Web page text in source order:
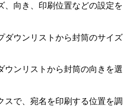
、向き、印刷位置などの設定を
ダウンリストから封筒のサイズ
ウンリストから封筒の向きを選
スで、宛名を印刷する位置を調